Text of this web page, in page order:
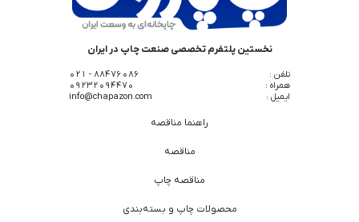
نخستین پلتفرم تخصصی صنعت چاپ در ایران
تلفن :
88476086 - 021
همراه :
09232094470
ایمیل :
info@chapazon.com
راهنما مناقصه
مناقصه
مناقصه چاپ
محصولات چاپ و بسته‌بندی